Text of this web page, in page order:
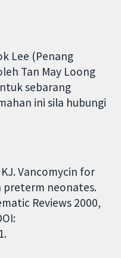
Lee (Penang
Tan May Loong
sebarang
ini sila hubungi
Vancomycin for
preterm neonates.
Reviews 2000,